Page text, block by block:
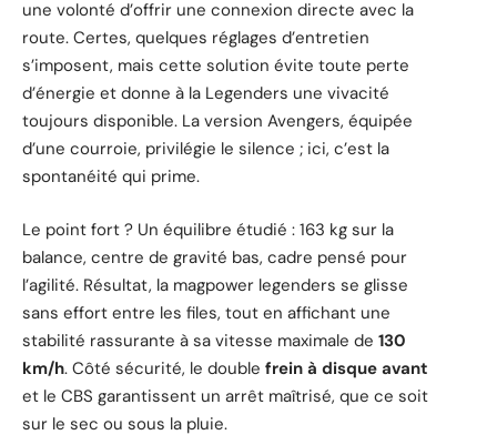
une volonté d’offrir une connexion directe avec la
route. Certes, quelques réglages d’entretien
s’imposent, mais cette solution évite toute perte
d’énergie et donne à la Legenders une vivacité
toujours disponible. La version Avengers, équipée
d’une courroie, privilégie le silence ; ici, c’est la
spontanéité qui prime.
Le point fort ? Un équilibre étudié : 163 kg sur la
balance, centre de gravité bas, cadre pensé pour
l’agilité. Résultat, la magpower legenders se glisse
sans effort entre les files, tout en affichant une
stabilité rassurante à sa vitesse maximale de 130
km/h. Côté sécurité, le double frein à disque avant
et le CBS garantissent un arrêt maîtrisé, que ce soit
sur le sec ou sous la pluie.